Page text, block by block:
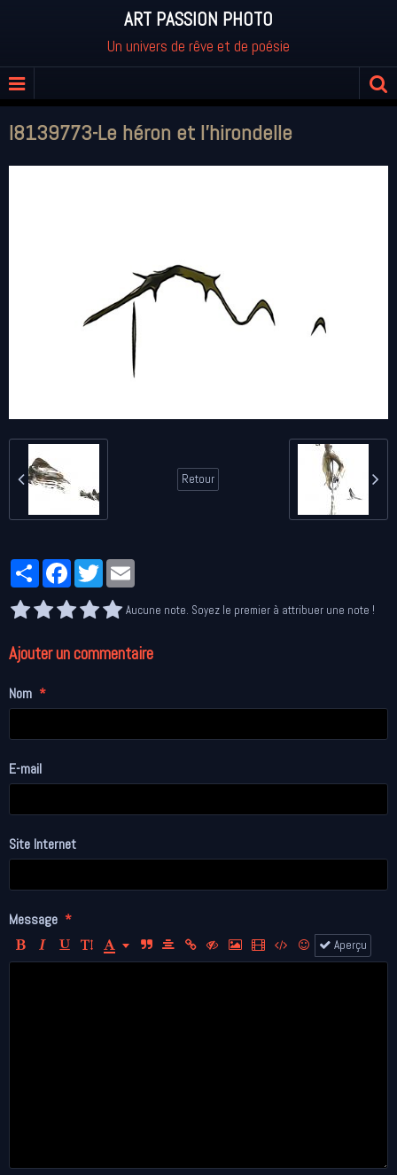
ART PASSION PHOTO
Un univers de rêve et de poésie
I8139773-Le héron et l'hirondelle
Retour
PartagerFacebookTwitter
Aucune note. Soyez le premier à attribuer une note !
Ajouter un commentaire
Nom
E-mail
Site Internet
Message
Aperçu